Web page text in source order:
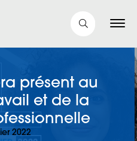
présent au
et de la
2022